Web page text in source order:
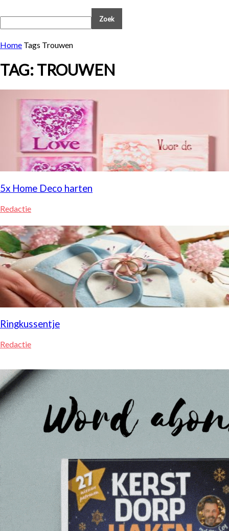
Home Tags Trouwen
TAG: TROUWEN
5x Home Deco harten
Redactie
Ringkussentje
Redactie